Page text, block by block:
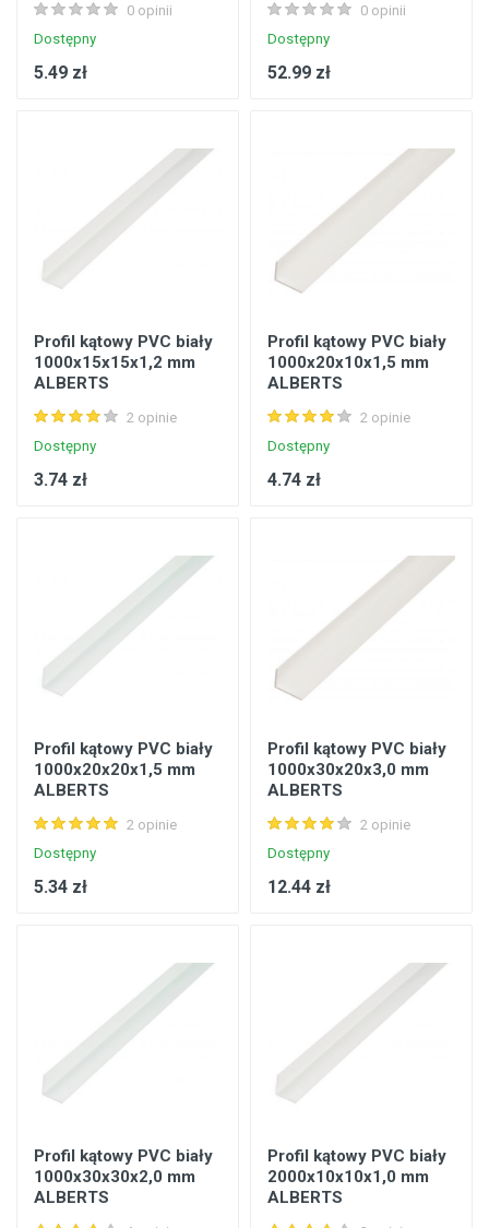
0 opinii
Dostępny
5.49 zł
0 opinii
Dostępny
52.99 zł
Profil kątowy PVC biały
1000x15x15x1,2 mm
ALBERTS
2 opinie
Dostępny
3.74 zł
Profil kątowy PVC biały
1000x20x10x1,5 mm
ALBERTS
2 opinie
Dostępny
4.74 zł
Profil kątowy PVC biały
1000x20x20x1,5 mm
ALBERTS
2 opinie
Dostępny
5.34 zł
Profil kątowy PVC biały
1000x30x20x3,0 mm
ALBERTS
2 opinie
Dostępny
12.44 zł
Profil kątowy PVC biały
1000x30x30x2,0 mm
ALBERTS
Profil kątowy PVC biały
2000x10x10x1,0 mm
ALBERTS